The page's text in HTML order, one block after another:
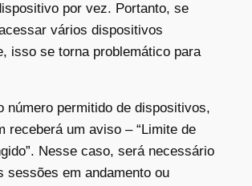
por vez. Portanto, se
vários dispositivos
isso se torna problemático para
número permitido de dispositivos,
receberá um aviso – “Limite de
Nesse caso, será necessário
sessões em andamento ou